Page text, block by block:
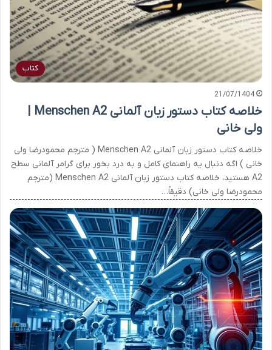
کتاب
21/07/1404
ولی خانی
خلاصه کتاب دستور زبان آلمانی Menschen A2 ( مترجم محمودرضا ولی
خانی ) اگه دنبال یه راهنمای کامل و به درد بخور برای گرامر آلمانی سطح
A2 هستید، خلاصه کتاب دستور زبان آلمانی Menschen A2 (مترجم
محمودرضا ولی خانی) دقیقاً…